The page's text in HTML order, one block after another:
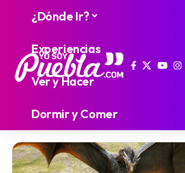
¿Dónde Ir?
Experiencias
Ver y Hacer
Dormir y Comer